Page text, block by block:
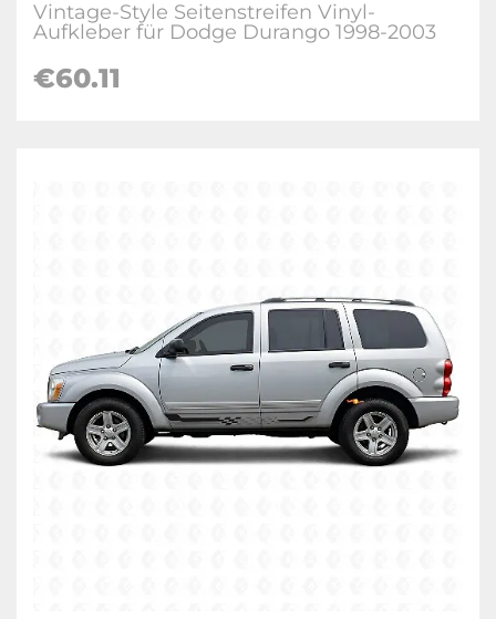
Vintage-Style Seitenstreifen Vinyl-
Aufkleber für Dodge Durango 1998-2003
€60.11